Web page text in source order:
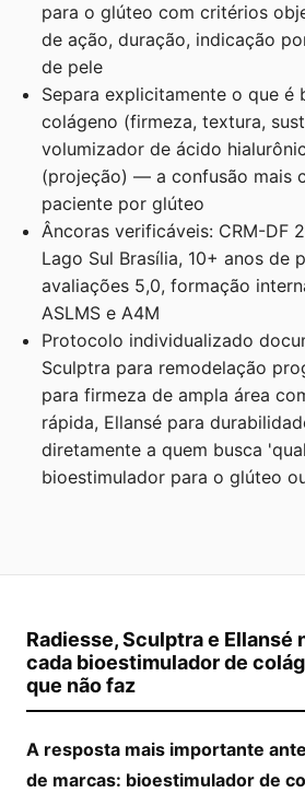
para o glúteo com critérios
de ação, duração, indicação
de pele
Separa explicitamente o que é
colágeno (firmeza, textura,
volumizador de ácido
(projeção) — a confusão mais
paciente por glúteo
Âncoras verificáveis: CRM-DF
Lago Sul Brasília, 10+ anos de
avaliações 5,0, formação
ASLMS e A4M
Protocolo individualizado
Sculptra para remodelação
para firmeza de ampla área
rápida, Ellansé para
diretamente a quem busca
bioestimulador para o glúteo
Radiesse, Sculptra e Ellansé
cada bioestimulador de
que não faz
A resposta mais importante
de marcas: bioestimulador de